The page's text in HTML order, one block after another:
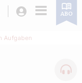
Login ABO
Aufgaben